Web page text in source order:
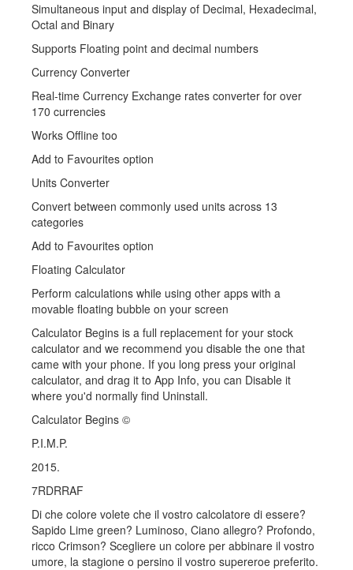
Simultaneous input and display of Decimal, Hexadecimal,
Octal and Binary
Supports Floating point and decimal numbers
Currency Converter
Real-time Currency Exchange rates converter for over
170 currencies
Works Offline too
Add to Favourites option
Units Converter
Convert between commonly used units across 13
categories
Add to Favourites option
Floating Calculator
Perform calculations while using other apps with a
movable floating bubble on your screen
Calculator Begins is a full replacement for your stock
calculator and we recommend you disable the one that
came with your phone. If you long press your original
calculator, and drag it to App Info, you can Disable it
where you'd normally find Uninstall.
Calculator Begins ©
P.I.M.P.
2015.
7RDRRAF
Di che colore volete che il vostro calcolatore di essere?
Sapido Lime green? Luminoso, Ciano allegro? Profondo,
ricco Crimson? Scegliere un colore per abbinare il vostro
umore, la stagione o persino il vostro supereroe preferito.